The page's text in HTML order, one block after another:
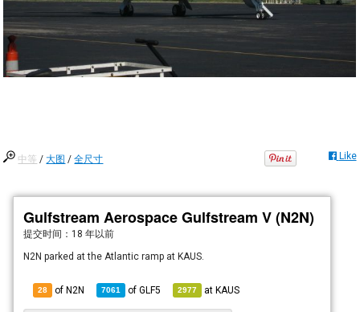
中等 /大图 /全尺寸 Like
Gulfstream Aerospace Gulfstream V (N2N)
提交时间： 18 年以前
N2N parked at the Atlantic ramp at KAUS.
28 of N2N 7061 ofGLF5 2977 atKAUS